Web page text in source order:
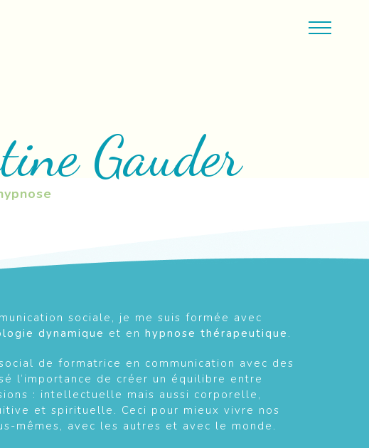
Gauder
sociale, je me suis formée avec
dynamique et en hypnose thérapeutique .
de formatrice en communication avec des
l’importance de créer un équilibre entre
: intellectuelle mais aussi corporelle,
et spirituelle. Ceci pour mieux vivre nos
mêmes, avec les autres et avec le monde.